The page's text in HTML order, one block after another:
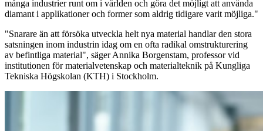
många industrier runt om i världen och göra det möjligt att använda
diamant i applikationer och former som aldrig tidigare varit möjliga."
"Snarare än att försöka utveckla helt nya material handlar den stora
satsningen inom industrin idag om en ofta radikal omstrukturering
av befintliga material", säger Annika Borgenstam, professor vid
institutionen för materialvetenskap och materialteknik på Kungliga
Tekniska Högskolan (KTH) i Stockholm.